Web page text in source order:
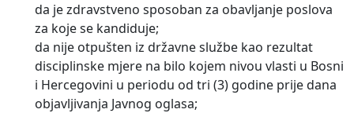
da je zdravstveno sposoban za obavljanje poslova
za koje se kandiduje;
da nije otpušten iz državne službe kao rezultat
disciplinske mjere na bilo kojem nivou vlasti u Bosni
i Hercegovini u periodu od tri (3) godine prije dana
objavljivanja Javnog oglasa;